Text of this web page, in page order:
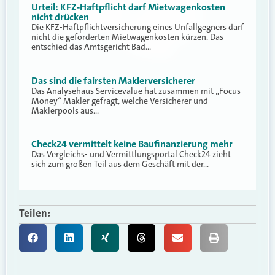
Urteil: KFZ-Haftpflicht darf Mietwagenkosten
nicht drücken
Die KFZ-Haftpflichtversicherung eines Unfallgegners darf
nicht die geforderten Mietwagenkosten kürzen. Das
entschied das Amtsgericht Bad…
Das sind die fairsten Maklerversicherer
Das Analysehaus Servicevalue hat zusammen mit „Focus
Money“ Makler gefragt, welche Versicherer und
Maklerpools aus…
Check24 vermittelt keine Baufinanzierung mehr
Das Vergleichs- und Vermittlungsportal Check24 zieht
sich zum großen Teil aus dem Geschäft mit der…
Teilen: